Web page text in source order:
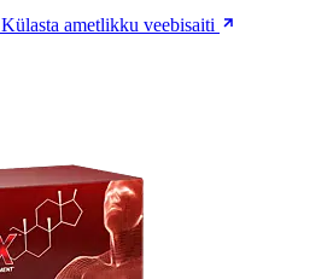
Külasta ametlikku veebisaiti